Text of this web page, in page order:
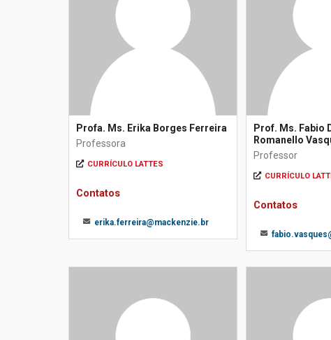
Profa. Ms. Erika Borges Ferreira
Professora
CURRÍCULO LATTES
Contatos
erika.ferreira@mackenzie.br
Prof. Ms. Fabio
Romanello
Professor
CURRÍCULO
Contatos